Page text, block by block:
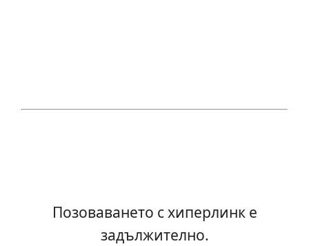
Позоваването с хиперлинк е
задължително.